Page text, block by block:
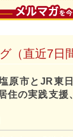
（直近7日
原市とJR東
住の実践支